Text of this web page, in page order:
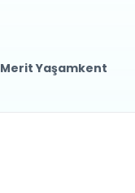
Merit Yaşamkent